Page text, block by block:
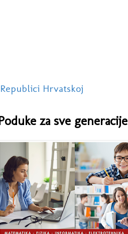
Hrvatskoj
za sve generacije